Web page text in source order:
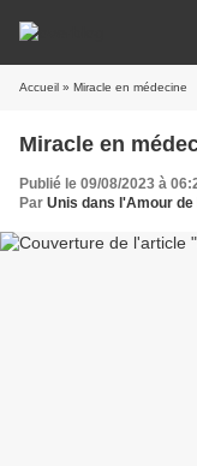
Accueil » Miracle en médecine
Miracle en
Publié le 09/08/2023 à
Par Unis dans l'Amour de